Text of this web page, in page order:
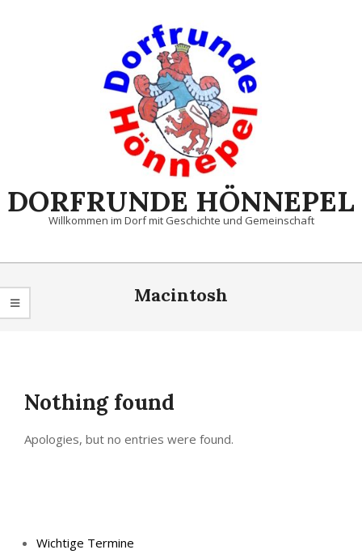
DORFRUNDE HÖNNEPEL
Willkommen im Dorf mit Geschichte und Gemeinschaft
Primary
Navigation
Menu
Macintosh
Nothing found
Apologies, but no entries were found.
Wichtige Termine